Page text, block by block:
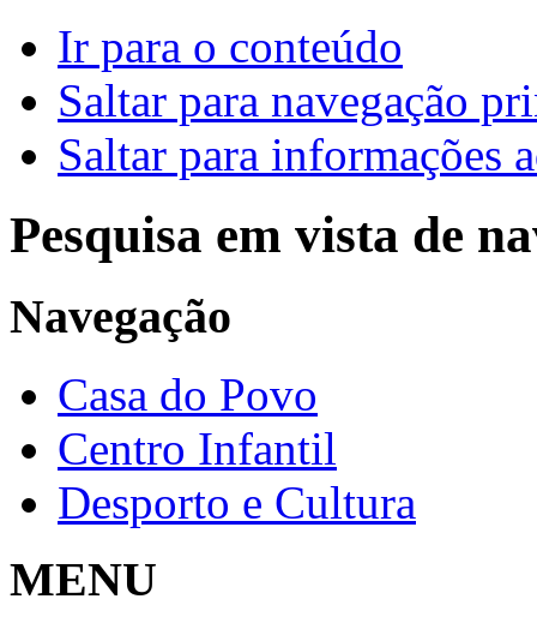
Ir para o conteúdo
Saltar para navegação
Saltar para informações
Pesquisa em vista de
Navegação
Casa do Povo
Centro Infantil
Desporto e Cultura
MENU